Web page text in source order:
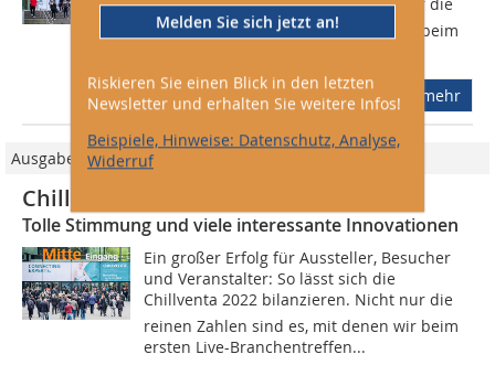
Melden Sie sich jetzt an!
Riskieren Sie einen Blick in den letzten
Newsletter und erhalten Sie weitere Infos!
Beispiele, Hinweise: Datenschutz, Analyse,
Widerruf
Chillventa 2022 bilanzieren. Nicht nur die
reinen Zahlen sind es, mit denen wir beim
mehr
Ausgabe 06/2022
Chillventa 2022 ein voller Erfolg
Tolle Stimmung und viele interessante Innovationen
Ein großer Erfolg für Aussteller, Besucher
und Veranstalter: So lässt sich die
Chillventa 2022 bilanzieren. Nicht nur die
reinen Zahlen sind es, mit denen wir beim
ersten Live-Branchentreffen...